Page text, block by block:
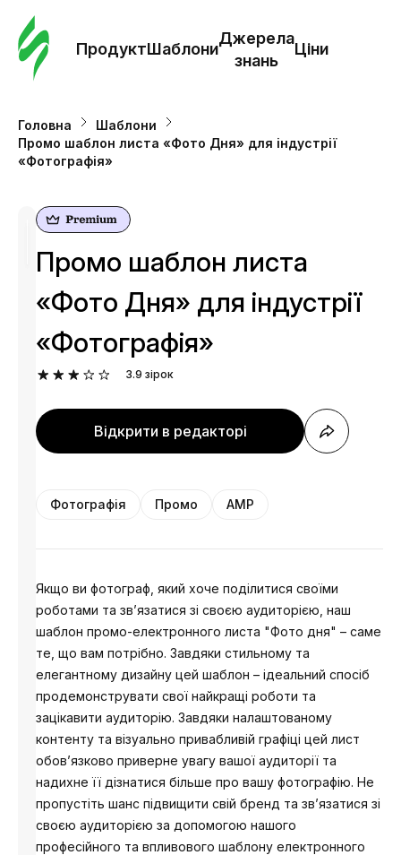
ПродуктШаблони
Джерела
знань
Ціни
Головна
Шаблони
Промо шаблон листа «Фото Дня» для індустрії
«Фотографія»
Промо шаблон листа
«Фото Дня» для індустрії
«Фотографія»
3.9 зірок
Відкрити в редакторі
Фотографія Промо AMP
Якщо ви фотограф, який хоче поділитися своїми
роботами та зв’язатися зі своєю аудиторією, наш
шаблон промо-електронного листа "Фото дня" – саме
те, що вам потрібно. Завдяки стильному та
елегантному дизайну цей шаблон – ідеальний спосіб
продемонструвати свої найкращі роботи та
зацікавити аудиторію. Завдяки налаштованому
контенту та візуально привабливій графіці цей лист
обов’язково приверне увагу вашої аудиторії та
надихне її дізнатися більше про вашу фотографію. Не
пропустіть шанс підвищити свій бренд та зв’язатися зі
своєю аудиторією за допомогою нашого
професійного та впливового шаблону електронного